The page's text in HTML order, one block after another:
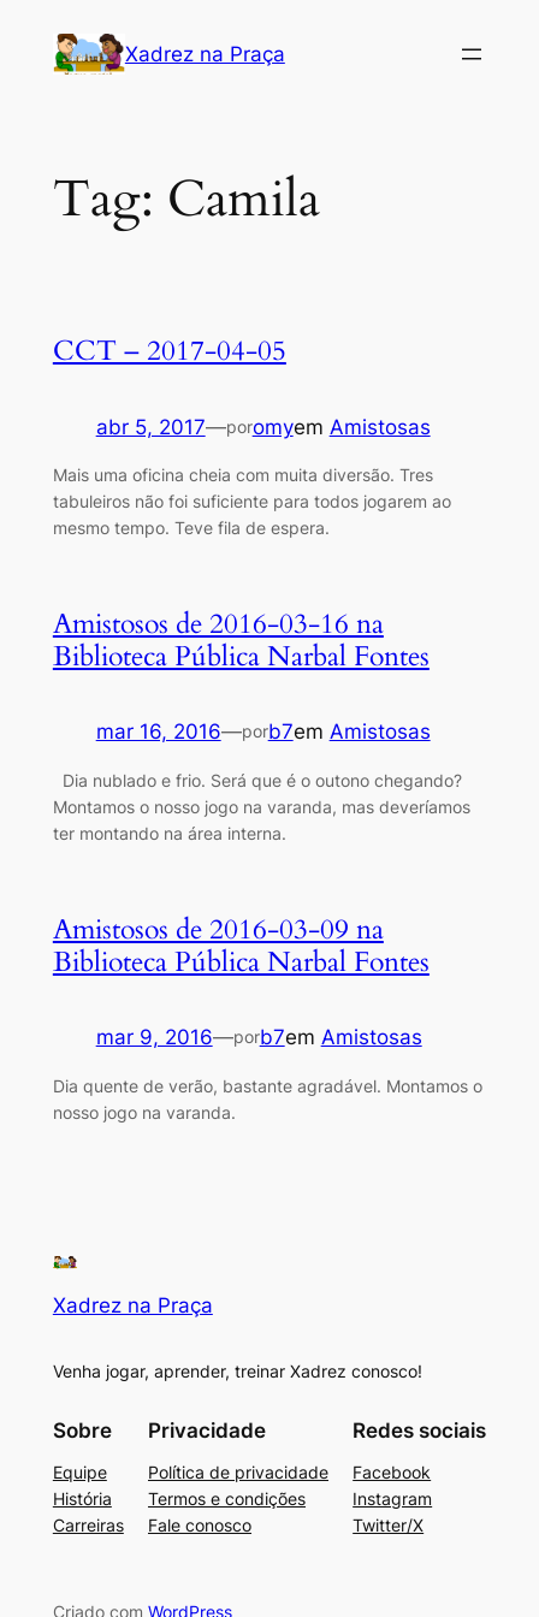
Xadrez na Praça
Tag: Camila
CCT – 2017-04-05
abr 5, 2017—poromyem Amistosas
Mais uma oficina cheia com muita diversão. Tres
tabuleiros não foi suficiente para todos jogarem ao
mesmo tempo. Teve fila de espera.
Amistosos de 2016-03-16 na
Biblioteca Pública Narbal Fontes
mar 16, 2016—porb7em Amistosas
Dia nublado e frio. Será que é o outono chegando?
Montamos o nosso jogo na varanda, mas deveríamos
ter montando na área interna.
Amistosos de 2016-03-09 na
Biblioteca Pública Narbal Fontes
mar 9, 2016—porb7em Amistosas
Dia quente de verão, bastante agradável. Montamos o
nosso jogo na varanda.
Xadrez na Praça
Venha jogar, aprender, treinar Xadrez conosco!
Sobre
Equipe
História
Carreiras
Privacidade
Política de privacidade
Termos e condições
Fale conosco
Redes sociais
Facebook
Instagram
Twitter/X
Criado com WordPress